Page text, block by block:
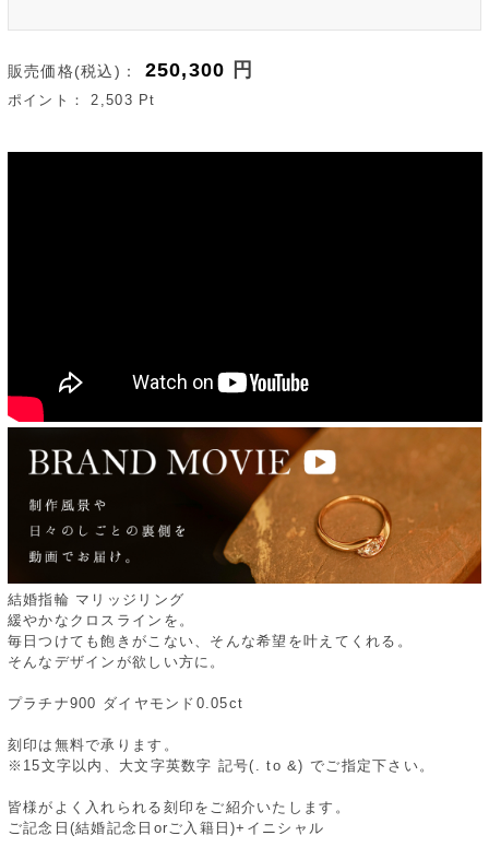
販売価格(税込)： 250,300 円
ポイント：2,503 Pt
結婚指輪 マリッジリング
緩やかなクロスラインを。
毎日つけても飽きがこない、そんな希望を叶えてくれる。
そんなデザインが欲しい方に。
プラチナ900 ダイヤモンド0.05ct
刻印は無料で承ります。
※15文字以内、大文字英数字 記号(. to &) でご指定下さい。
皆様がよく入れられる刻印をご紹介いたします。
ご記念日(結婚記念日orご入籍日)+イニシャル